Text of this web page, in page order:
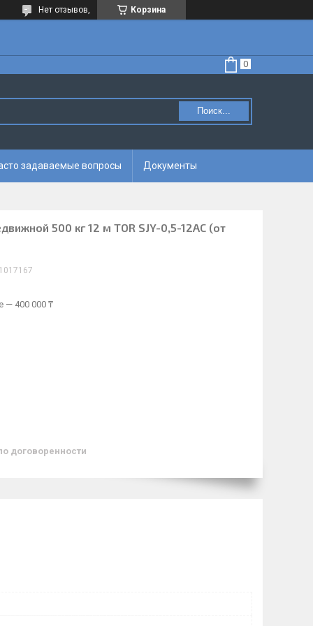
Корзина
Нет отзывов,
Поиск...
задаваемые вопросы Документы
500 кг 12 м TOR SJY-0,5-12AC (от
— 400 000 ₸
договоренности